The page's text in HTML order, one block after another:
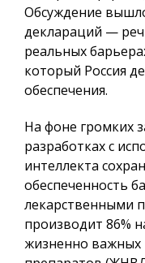
Обсуждение
деклараций —
реальных
который Россия
обеспечения.
На фоне громких
разработках с
интеллекта
обеспеченность
лекарственными
производит 86%
жизненно важных